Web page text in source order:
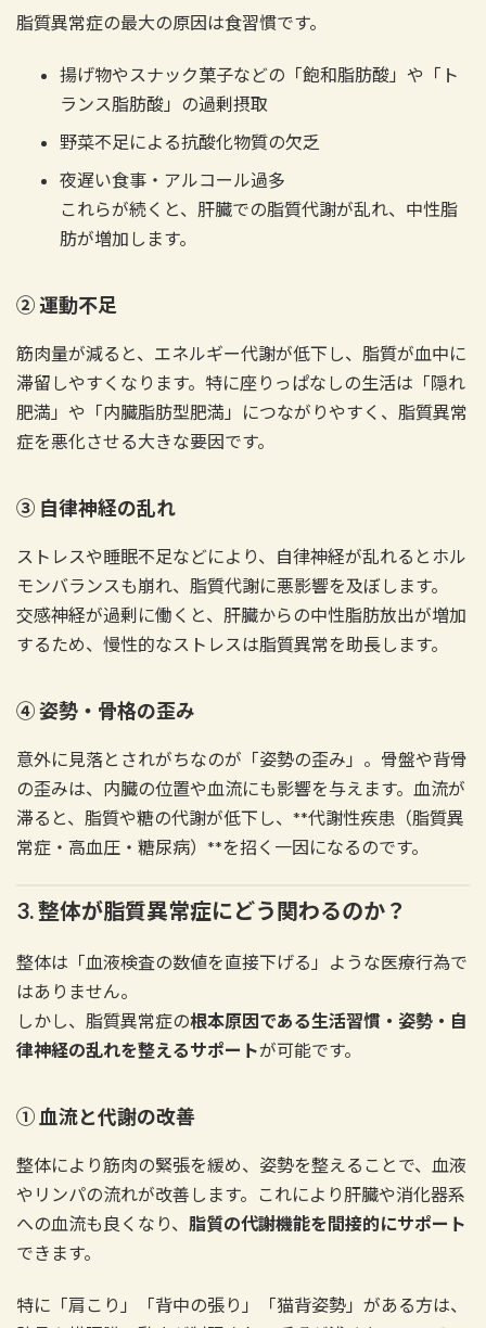
脂質異常症の最大の原因は食習慣です。
揚げ物やスナック菓子などの「飽和脂肪酸」や「ト
ランス脂肪酸」の過剰摂取
野菜不足による抗酸化物質の欠乏
夜遅い食事・アルコール過多
これらが続くと、肝臓での脂質代謝が乱れ、中性脂
肪が増加します。
② 運動不足
筋肉量が減ると、エネルギー代謝が低下し、脂質が血中に
滞留しやすくなります。特に座りっぱなしの生活は「隠れ
肥満」や「内臓脂肪型肥満」につながりやすく、脂質異常
症を悪化させる大きな要因です。
③ 自律神経の乱れ
ストレスや睡眠不足などにより、自律神経が乱れるとホル
モンバランスも崩れ、脂質代謝に悪影響を及ぼします。
交感神経が過剰に働くと、肝臓からの中性脂肪放出が増加
するため、慢性的なストレスは脂質異常を助長します。
④ 姿勢・骨格の歪み
意外に見落とされがちなのが「姿勢の歪み」。骨盤や背骨
の歪みは、内臓の位置や血流にも影響を与えます。血流が
滞ると、脂質や糖の代謝が低下し、**代謝性疾患（脂質異
常症・高血圧・糖尿病）**を招く一因になるのです。
3. 整体が脂質異常症にどう関わるのか？
整体は「血液検査の数値を直接下げる」ような医療行為で
はありません。
しかし、脂質異常症の根本原因である生活習慣・姿勢・自
律神経の乱れを整えるサポートが可能です。
① 血流と代謝の改善
整体により筋肉の緊張を緩め、姿勢を整えることで、血液
やリンパの流れが改善します。これにより肝臓や消化器系
への血流も良くなり、 脂質の代謝機能を間接的にサポート
できます。
特に「肩こり」「背中の張り」「猫背姿勢」がある方は、